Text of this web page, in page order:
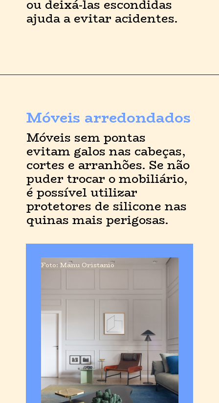
ou deixá-las escondidas
ajuda a evitar acidentes.
Móveis arredondados
Móveis sem pontas
evitam galos nas cabeças,
cortes e arranhões. Se não
puder trocar o mobiliário,
é possível utilizar
protetores de silicone nas
quinas mais perigosas.
Foto: Manu Oristanio